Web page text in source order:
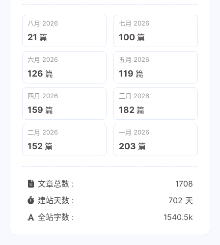
八月 2026
21 篇
七月 2026
100 篇
六月 2026
126 篇
五月 2026
119 篇
四月 2026
159 篇
三月 2026
182 篇
二月 2026
152 篇
一月 2026
203 篇
文章总数 :
1708
建站天数 :
702 天
全站字数 :
1540.5k